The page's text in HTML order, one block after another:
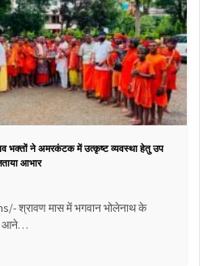
भक्तों ने अमरकंटक में उत्कृष्ट व्यवस्था हेतु उप
आभार
श्रावण मास में भगवान भोलेनाथ के
आने…